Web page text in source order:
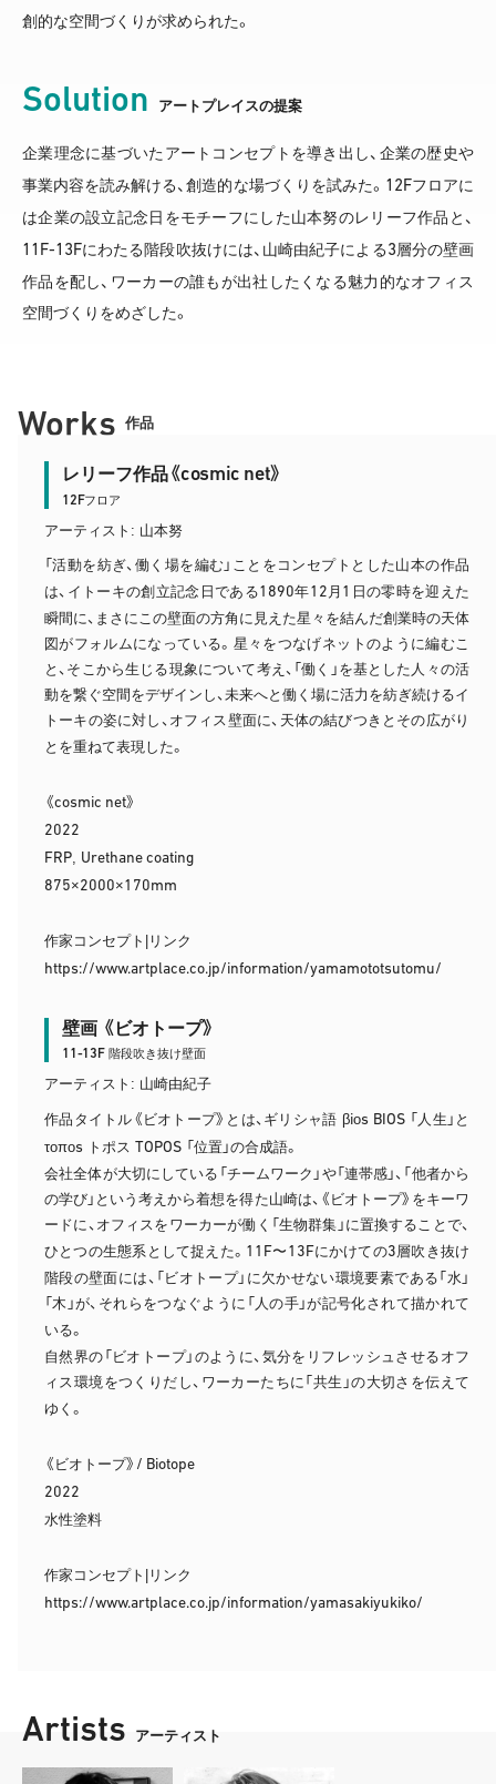
創的な空間づくりが求められた。
Solution アートプレイスの提案
企業理念に基づいたアートコンセプトを導き出し、企業の歴史や
事業内容を読み解ける、創造的な場づくりを試みた。 12Fフロアに
は企業の設立記念日をモチーフにした山本努のレリーフ作品と、
11F-13Fにわたる階段吹抜けには、山崎由紀子による3層分の壁画
作品を配し、ワーカーの誰もが出社したくなる魅力的なオフィス
空間づくりをめざした。
Works 作品
レリーフ作品《cosmic net》
12Fフロア
アーティスト: 山本努
「活動を紡ぎ、働く場を編む」ことをコンセプトとした山本の作品
は、イトーキの創立記念日である1890年12 月 1 日の零時を迎えた
瞬間に、まさにこの壁面の方角に見えた星々を結んだ創業時の天体
図がフォルムになっている。星々をつなげネットのように編むこ
と、そこから生じる現象について考え、「働く」を基とした人々の活
動を繋ぐ空間をデザインし、未来へと働く場に活力を紡ぎ続けるイ
トーキの姿に対し、オフィス壁面に、天体の結びつきとその広がり
とを重ねて表現した。
《cosmic net》
2022
FRP, Urethane coating
875×2000×170mm
作家コンセプト|リンク
https://www.artplace.co.jp/information/yamamototsutomu/
壁画 《ビオトープ》
11-13F階段吹き抜け壁面
アーティスト: 山崎由紀子
作品タイトル《ビオトープ》とは、ギリシャ語 βiοs BIOS「人生」と
τοποs トポス TOPOS 「位置」の合成語。
会社全体が大切にしている「チームワーク」や「連帯感」、「他者から
の学び」という考えから着想を得た山崎は、《ビオトープ》をキーワ
ードに、オフィスをワーカーが働く「生物群集」に置換することで、
ひとつの生態系として捉えた。 11F〜 13Fにかけての3層吹き抜け
階段の壁面には、「ビオトープ」に欠かせない環境要素である「水」
「木」が、それらをつなぐように「人の手」が記号化されて描かれて
いる。
自然界の「ビオトープ」のように、気分をリフレッシュさせるオフ
ィス環境をつくりだし、ワーカーたちに「共生」の大切さを伝えて
ゆく。
《ビオトープ》 / Biotope
2022
水性塗料
作家コンセプト|リンク
https://www.artplace.co.jp/information/yamasakiyukiko/
Artists アーティスト